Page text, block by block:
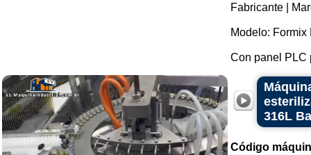
Fabricante |
Modelo: Formix
Con panel PLC
316L
Código